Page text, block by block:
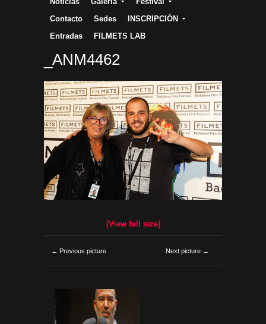
Contacto
Sedes
INSCRIPCIÓN
Entradas
FILMETS LAB
_ANM4462
[View full size]
← Previous picture Next picture →